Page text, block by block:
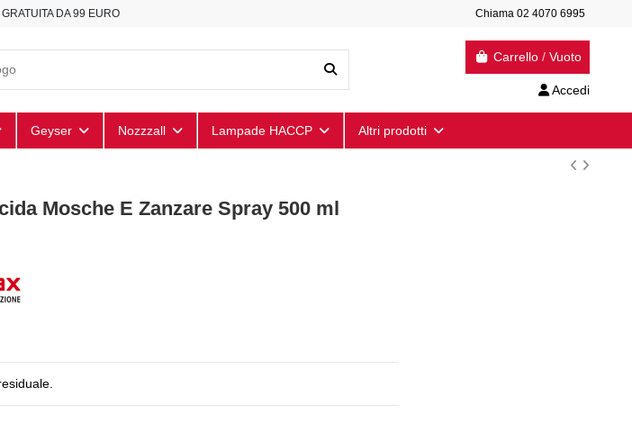
DA 99 EURO Chiama 02 4070 6995
Carrello / Vuoto
Accedi
Geyser Nozzzall Lampade HACCP Altri prodotti
Mosche E Zanzare Spray 500 ml